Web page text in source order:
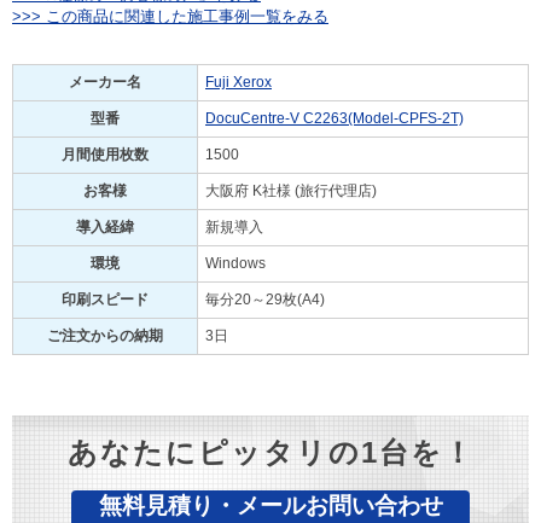
>>> この商品に関連した施工事例一覧をみる
メーカー名 Fuji Xerox
型番 DocuCentre-V C2263(Model-CPFS-2T)
月間使用枚数 1500
お客様 大阪府 K社様 (旅行代理店)
導入経緯 新規導入
環境 Windows
印刷スピード 毎分20～29枚(A4)
ご注文からの納期 3日
あなたにピッタリの1台を！
無料見積り・メールお問い合わせ